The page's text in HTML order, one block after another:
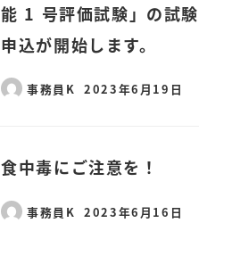
能 1 号評価試験」の試験
申込が開始します。
事務員K 2023年6月19日
食中毒にご注意を！
事務員K 2023年6月16日